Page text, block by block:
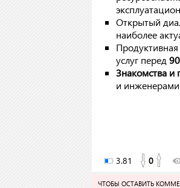
Открытый
наиболее
услуг перед
Знакомства и
и инженерами
3.81 0
ЧТОБЫ ОСТАВИТЬ